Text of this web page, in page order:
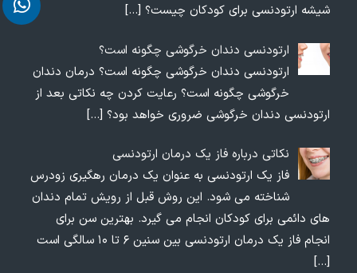
شیشه ارتودنسی برای کودکان چیست؟[…]
ارتودنسی دندان خرگوشی چگونه است؟
ارتودنسی دندان خرگوشی چگونه است؟ درمان دندان
خرگوشی چگونه است؟ رعایت کردن چه نکاتی بعد از
ارتودنسی دندان خرگوشی ضروری خواهد بود؟[…]
نکاتی درباره فاز یک درمان ارتودنسی
فاز یک ارتودنسی به عنوان یک درمان رهگیری زودرس
شناخته می شود. این روش قبل از رویش تمام دندان
های دائمی برای کودکان انجام می گیرد. بهترین سن برای
انجام فاز یک درمان ارتودنسی بین سنین ۶ تا ۱۰ سالگی است
[…]